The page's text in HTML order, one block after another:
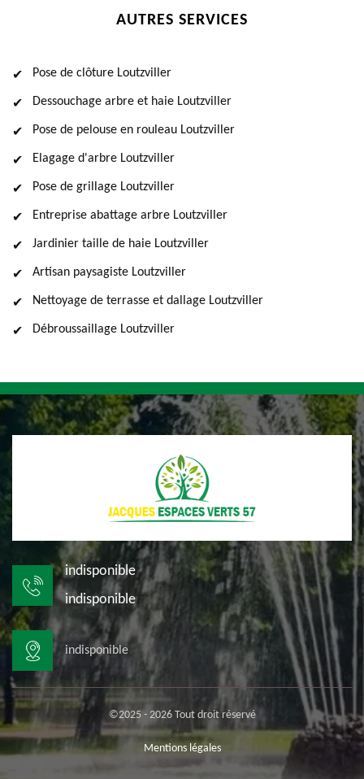
AUTRES SERVICES
Pose de clôture Loutzviller
Dessouchage arbre et haie Loutzviller
Pose de pelouse en rouleau Loutzviller
Elagage d'arbre Loutzviller
Pose de grillage Loutzviller
Entreprise abattage arbre Loutzviller
Jardinier taille de haie Loutzviller
Artisan paysagiste Loutzviller
Nettoyage de terrasse et dallage Loutzviller
Débroussaillage Loutzviller
indisponible
indisponible
indisponible
©2025 - 2026 Tout droit réservé
Mentions légales